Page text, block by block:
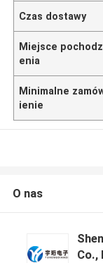
Czas dostawy
Miejsce pochodz
enia
Minimalne
ienie
O nas